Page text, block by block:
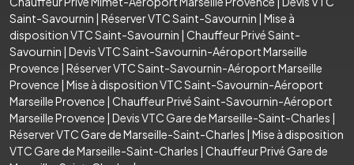
Saint-Savournin | Réserver VTC Saint-Savournin | Mise à
disposition VTC Saint-Savournin | Chauffeur Privé Saint-
Savournin | Devis VTC Saint-Savournin-Aéroport Marseille
Provence | Réserver VTC Saint-Savournin-Aéroport Marseille
Provence | Mise à disposition VTC Saint-Savournin-Aéroport
Marseille Provence | Chauffeur Privé Saint-Savournin-Aéroport
Marseille Provence | Devis VTC Gare de Marseille-Saint-Charles |
Réserver VTC Gare de Marseille-Saint-Charles | Mise à disposition
VTC Gare de Marseille-Saint-Charles | Chauffeur Privé Gare de